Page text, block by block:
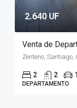
2.640 UF
Venta de
Zenteno, Santiago,
2 2 1
DEPARTAMENTO